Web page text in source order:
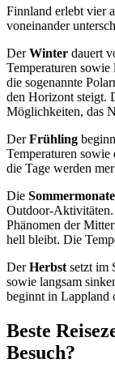
Finnland erlebt vier
voneinander
DerWinter dauert
Temperaturen
die sogenannte
den Horizont steigt.
Möglichkeiten, das
DerFrühling
Temperaturen sowie
die Tage werden
Die
Outdoor-Aktivitäten.
Phänomen der
hell bleibt. Die
DerHerbst setzt im
sowie langsam
beginnt in Lappland
Beste
Besuch?